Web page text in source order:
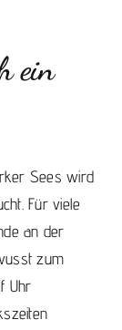
ein
Sees wird
Für viele
an der
zum
Uhr